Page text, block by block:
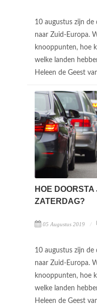
10 augustus zijn de
naar Zuid-Europa.
knooppunten, hoe
welke landen
Heleen de Geest
HOE
ZATERDAG?
05 Augustus 2019
10 augustus zijn de
naar Zuid-Europa.
knooppunten, hoe
welke landen
Heleen de Geest